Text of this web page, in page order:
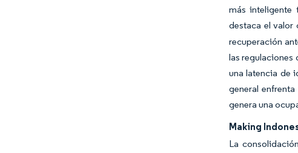
más inteligente
destaca el
recuperación
las regulaciones
una latencia de
general
genera una
Making
La